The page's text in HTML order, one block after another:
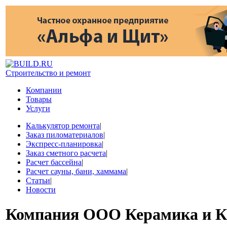
Строительство и ремонт
Компании
Товары
Услуги
Калькулятор ремонта|
Заказ пиломатериалов|
Экспресс-планировка|
Заказ сметного расчета|
Расчет бассейна|
Расчет сауны, бани, хаммама|
Статьи|
Новости
Компания ООО Керамика и